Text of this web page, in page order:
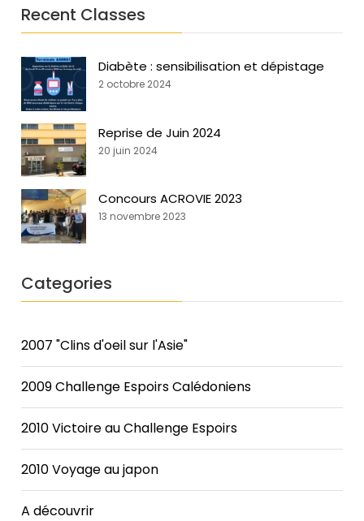
Recent Classes
Diabète : sensibilisation et dépistage
2 octobre 2024
Reprise de Juin 2024
20 juin 2024
Concours ACROVIE 2023
13 novembre 2023
Categories
2007 "Clins d'oeil sur l'Asie"
2009 Challenge Espoirs Calédoniens
2010 Victoire au Challenge Espoirs
2010 Voyage au japon
A découvrir